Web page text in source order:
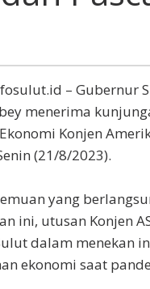
– Gubernur
menerima
Konjen
(21/8/2023).
yang
ini, utusan Konjen
dalam menekan
ekonomi saat